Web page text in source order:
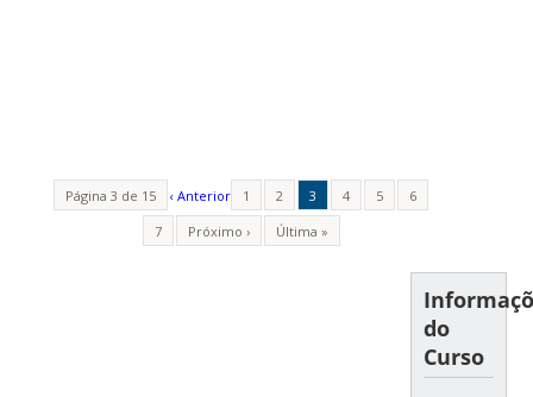
Página 3 de 15 ‹ Anterior 1 2 3 4 5
6
7
Próximo › Última »
do
Curso